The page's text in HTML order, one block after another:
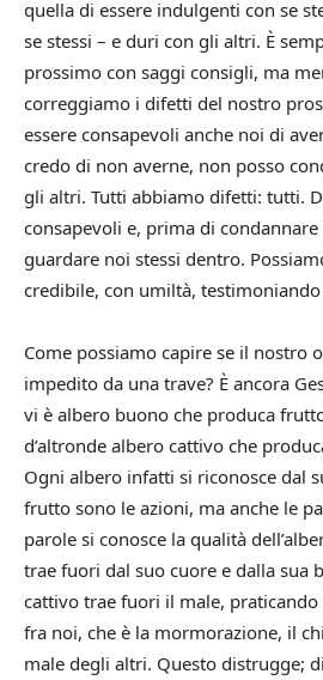
quella di essere indulgenti con se
se stessi – e duri con gli altri. È
prossimo con saggi consigli, ma
correggiamo i difetti del nostro
essere consapevoli anche noi di
credo di non averne, non posso
gli altri. Tutti abbiamo difetti: tutti.
consapevoli e, prima di
guardare noi stessi dentro.
credibile, con umiltà, testimoniando
Come possiamo capire se il nostro
impedito da una trave? È ancora
vi è albero buono che produca
d’altronde albero cattivo che
Ogni albero infatti si riconosce dal
frutto sono le azioni, ma anche le
parole si conosce la qualità
trae fuori dal suo cuore e dalla sua
cattivo trae fuori il male, praticando
fra noi, che è la mormorazione, il
male degli altri. Questo distrugge;